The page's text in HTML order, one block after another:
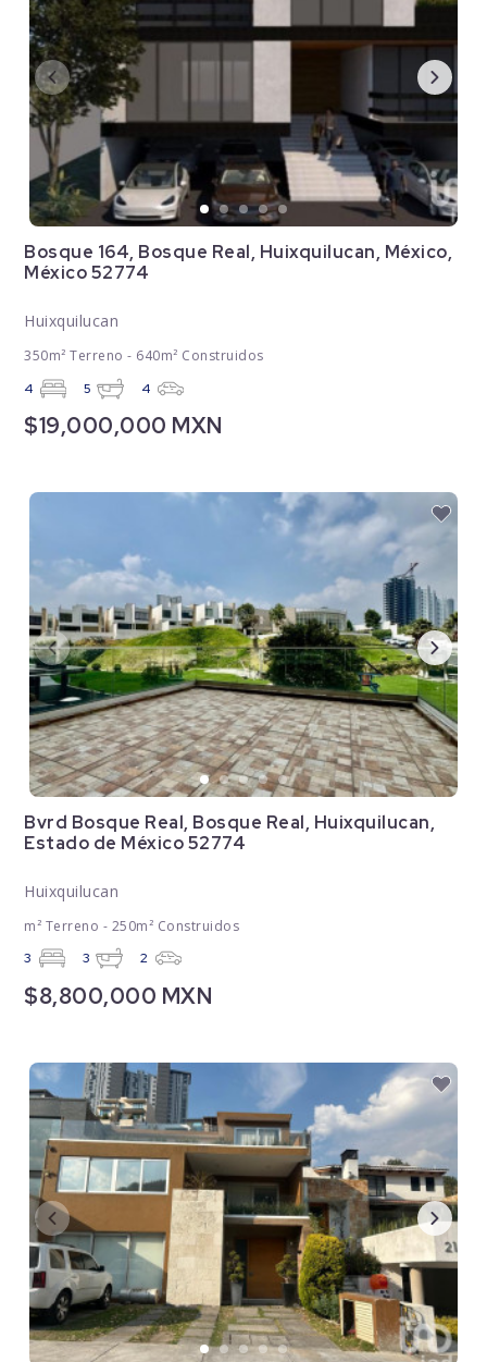
Bosque 164, Bosque Real, Huixquilucan, México,
México 52774
Huixquilucan
350m² Terreno - 640m² Construidos
4 5 4
$19,000,000 MXN
Bvrd Bosque Real, Bosque Real, Huixquilucan,
Estado de México 52774
Huixquilucan
m² Terreno - 250m² Construidos
3 3 2
$8,800,000 MXN